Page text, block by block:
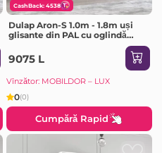
CashBack: 4538
Dulap Aron-S 1.0m - 1.8m uși
glisante din PAL cu oglindă
Sonoma
9075 L
Vînzător: MOBILDOR – LUX
0(0)
Cumpără Rapid